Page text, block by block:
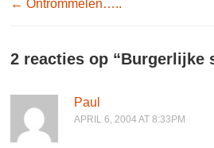
Post
← Ontrommelen…..
2 reacties op “
Paul
APRIL 6, 2004 AT 8:33PM